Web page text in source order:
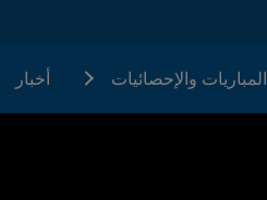
المباريات والإحصائيات أخبار